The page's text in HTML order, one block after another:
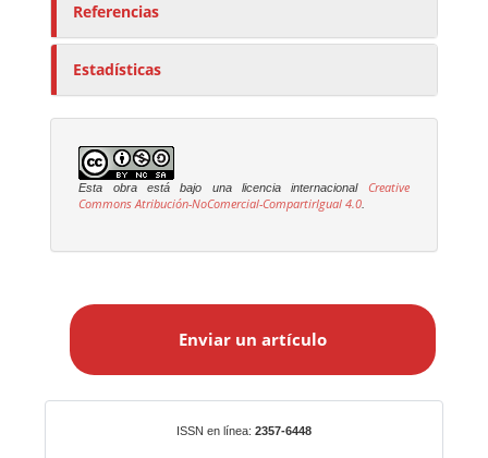
Referencias
Estadísticas
Esta obra está bajo una licencia internacional
Creative
Commons Atribución-NoComercial-CompartirIgual 4.0.
a
Enviar un artículo
ISSN en línea: 2357-6448